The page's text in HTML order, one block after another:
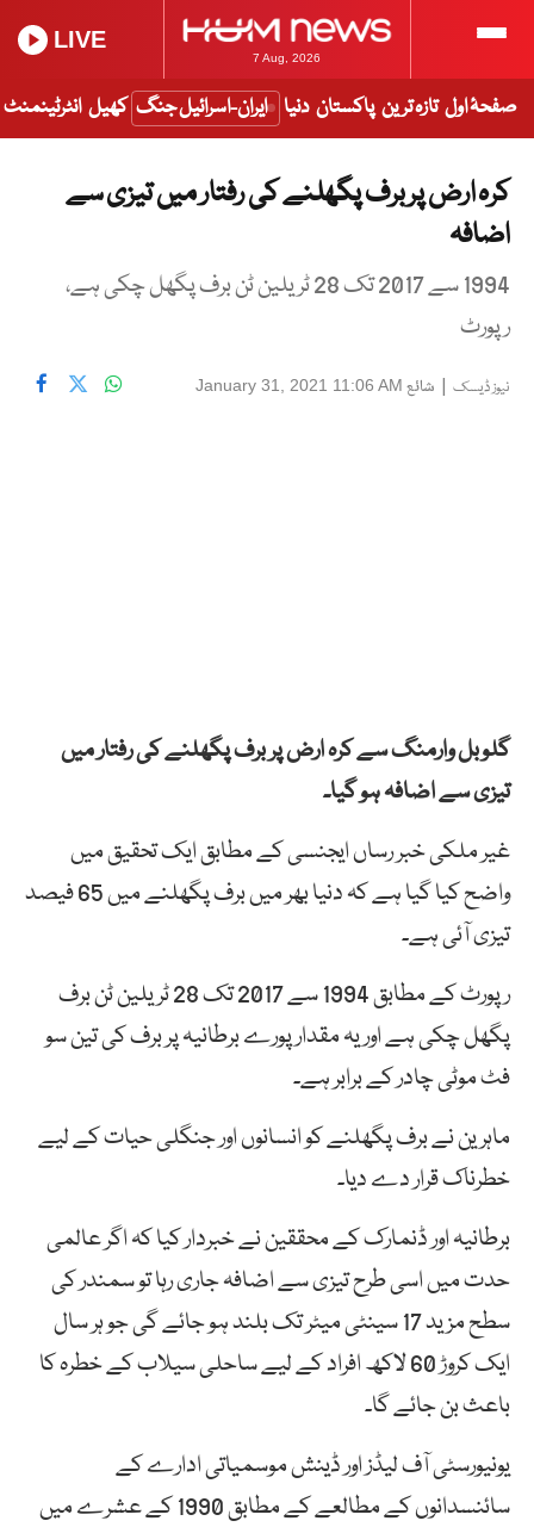
7 Aug, 2026
LIVE
صفحۂ اول تازہ ترین پاکستان دنیا ایران-اسرائیل جنگ کھیل انٹرٹینمنٹ
کرہ ارض پر برف پگھلنے کی رفتار میں تیزی سے
اضافہ
1994 سے 2017 تک 28 ٹریلین ٹن برف پگھل چکی ہے،
رپورٹ
نیوز ڈیسک | شائع January 31, 2021 11:06 AM
گلوبل وارمنگ سے کرہ ارض پر برف پگھلنے کی رفتار میں
تیزی سے اضافہ ہو گیا۔
غیر ملکی خبر رساں ایجنسی کے مطابق ایک تحقیق میں
واضح کیا گیا ہے کہ دنیا بھر میں برف پگھلنے میں 65 فیصد
تیزی آئی ہے۔
رپورٹ کے مطابق 1994 سے 2017 تک 28 ٹریلین ٹن برف
پگھل چکی ہے اور یہ مقدار پورے برطانیہ پر برف کی تین سو
فٹ موٹی چادر کے برابر ہے۔
ماہرین نے برف پگھلنے کو انسانوں اور جنگلی حیات کے لیے
خطرناک قرار دے دیا۔
برطانیہ اور ڈنمارک کے محققین نے خبردار کیا کہ اگر عالمی
حدت میں اسی طرح تیزی سے اضافہ جاری رہا تو سمندر کی
سطح مزید 17 سینٹی میٹر تک بلند ہو جائے گی جو ہر سال
ایک کروڑ 60 لاکھ افراد کے لیے ساحلی سیلاب کے خطرہ کا
باعث بن جائے گا۔
یونیورسٹی آف لیڈز اور ڈینش موسمیاتی ادارے کے
سائنسدانوں کے مطالعے کے مطابق 1990 کے عشرے میں